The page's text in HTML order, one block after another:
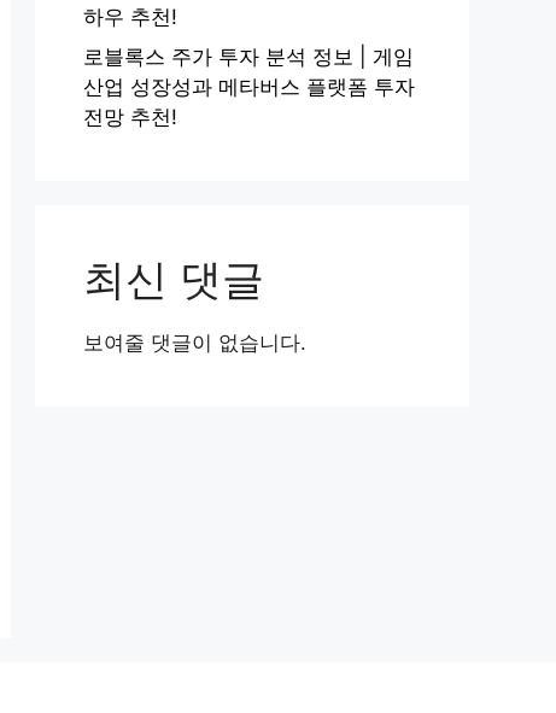
하우 추천!
로블록스 주가 투자 분석 정보 | 게임
산업 성장성과 메타버스 플랫폼 투자
전망 추천!
최신 댓글
보여줄 댓글이 없습니다.